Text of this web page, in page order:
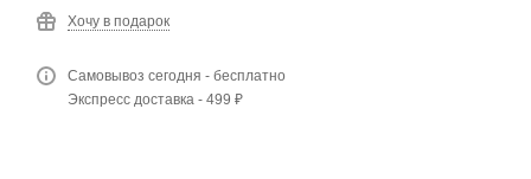
Хочу в подарок
Самовывоз сегодня - бесплатно
Экспресс доставка - 499 ₽